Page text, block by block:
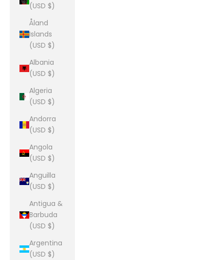
(USD $)
Åland
Islands
(USD $)
Albania
(USD $)
Algeria
(USD $)
Andorra
(USD $)
Angola
(USD $)
Anguilla
(USD $)
Antigua &
Barbuda
(USD $)
Argentina
(USD $)